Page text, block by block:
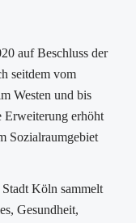
auf Beschluss der
seitdem vom
Westen und bis
Erweiterung erhöht
Sozialraumgebiet
Köln sammelt
Gesundheit,